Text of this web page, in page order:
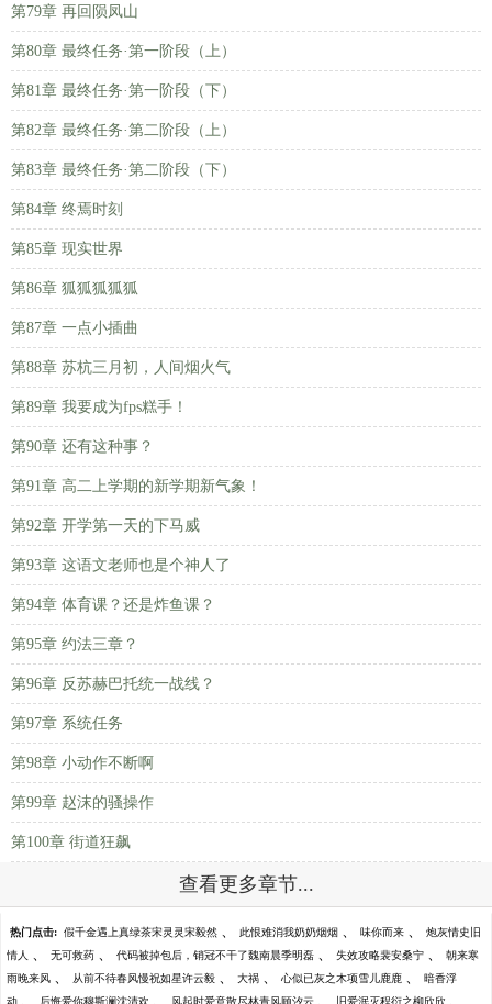
第79章 再回陨凤山
第80章 最终任务·第一阶段（上）
第81章 最终任务·第一阶段（下）
第82章 最终任务·第二阶段（上）
第83章 最终任务·第二阶段（下）
第84章 终焉时刻
第85章 现实世界
第86章 狐狐狐狐狐
第87章 一点小插曲
第88章 苏杭三月初，人间烟火气
第89章 我要成为fps糕手！
第90章 还有这种事？
第91章 高二上学期的新学期新气象！
第92章 开学第一天的下马威
第93章 这语文老师也是个神人了
第94章 体育课？还是炸鱼课？
第95章 约法三章？
第96章 反苏赫巴托统一战线？
第97章 系统任务
第98章 小动作不断啊
第99章 赵沫的骚操作
第100章 街道狂飙
查看更多章节...
热门点击: 假千金遇上真绿茶宋灵灵宋毅然 、 此恨难消我奶奶烟烟 、 味你而来 、 炮灰情史旧
情人 、 无可救药 、 代码被掉包后，销冠不干了魏南晨季明磊 、 失效攻略裴安桑宁 、 朝来寒
雨晚来风 、 从前不待春风慢祝如星许云毅 、 大祸 、 心似已灰之木项雪儿鹿鹿 、 暗香浮
动 后悔爱你穆斯澜沈清欢 风起时爱意散尽林青风顾汐云 旧爱泯灭程衍之柳欣欣